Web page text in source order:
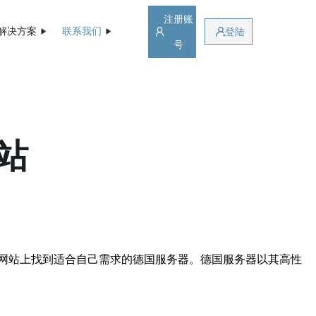
决方案 联系我们
注册账
号
登陆
上找到适合自己需求的德国服务器。德国服务器以其高性